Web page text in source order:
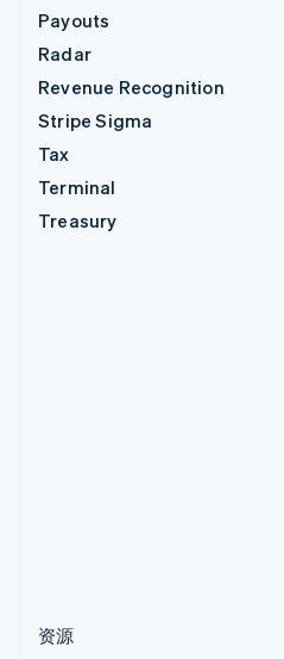
Payouts
Radar
Revenue Recognition
Stripe Sigma
Tax
Terminal
Treasury
资源